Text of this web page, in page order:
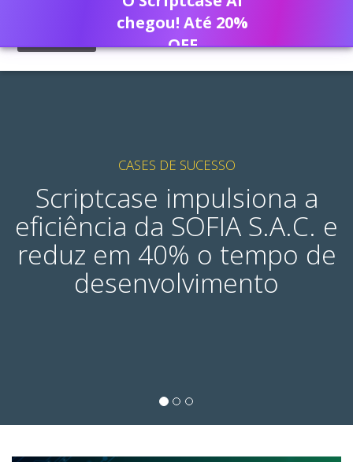
CASES DE SUCESSO
Scriptcase impulsiona a
eficiência da SOFIA S.A.C. e
reduz em 40% o tempo de
desenvolvimento
chegou! Até 20%
OFF